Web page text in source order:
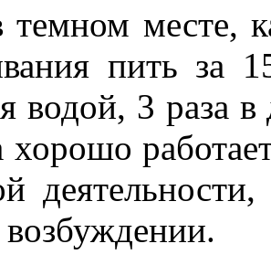
темном месте,
пить
водой, 3 раза
хорошо